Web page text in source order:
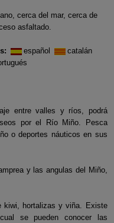
cerca del mar, cerca de
asfaltado.
español
catalán
entre valles y ríos, podrá
por el Río Miño. Pesca
o deportes náuticos en sus
y las angulas del Miño,
kiwi, hortalizas y viña. Existe
se pueden conocer las